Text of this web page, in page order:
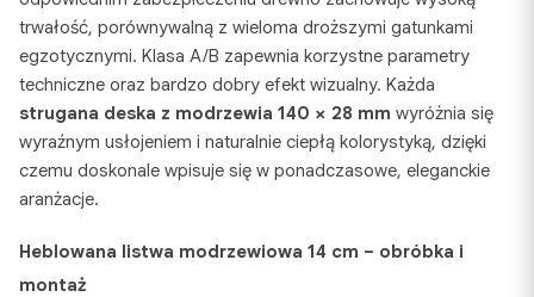
trwałość, porównywalną z wieloma droższymi gatunkami
egzotycznymi. Klasa A/B zapewnia korzystne parametry
techniczne oraz bardzo dobry efekt wizualny. Każda
strugana deska z modrzewia 140 × 28 mm wyróżnia się
wyraźnym usłojeniem i naturalnie ciepłą kolorystyką, dzięki
czemu doskonale wpisuje się w ponadczasowe, eleganckie
aranżacje.
Heblowana listwa modrzewiowa 14 cm – obróbka i
montaż